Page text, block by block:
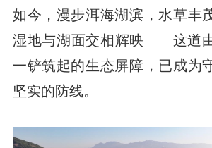
如今，漫步洱海湖滨，水草丰
湿地与湖面交相辉映——这道
一铲筑起的生态屏障，已成为
坚实的防线。